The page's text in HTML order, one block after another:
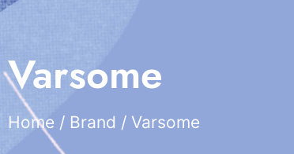
Varsome
Home / Brand / Varsome